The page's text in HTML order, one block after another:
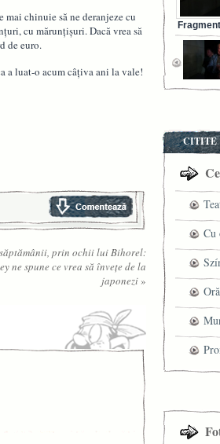
mai chinuie să ne deranjeze cu
cu mărunțișuri. Dacă vrea să
de euro.
a luat-o acum câțiva ani la vale!
prin ochii lui Bihorel:
ne spune ce vrea să învețe de la
japonezi»
CITITE
Cu